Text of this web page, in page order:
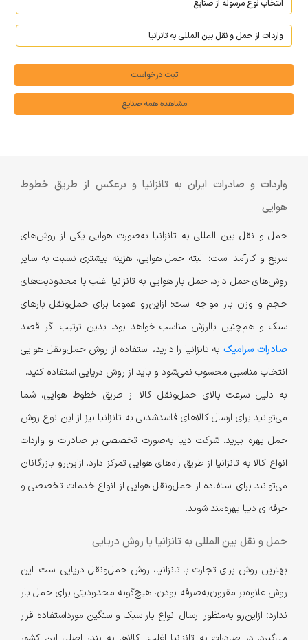
ثبت درخواست
مشاهده همه صنایع
واردات و صادرات ایران به تانزانیا و برعکس از طریق خطوط
هوایی
حمل و نقل بین المللی به تانزانیا به‌صورت هوایی یکی از روش‌های
سریع و کارآمد است؛ البته حمل هوایی، هزینه بیشتری نسبت به سایر
روش‌های حمل دارد. حمل بار هوایی به تانزانیا اغلب با محدودیت‌های
حجم و وزن بار مواجه است؛ از‌این‌رو عموما برای حمل‌ونقل بارهای
سبک و هم‌چنین با‌ارزش مناسب خواهد بود. بدین ترتیب اگر قصد
صادرات سرامیک به تانزانیا را دارید، استفاده از روش حمل‌ونقل هوایی
انتخاب مناسبی محسوب نمی‌شود و باید از روش دریایی استفاده کنید.
به دلیل سرعت بالای حمل‌ونقل کالا از طریق خطوط هوایی، شما
می‌توانید برای ارسال کالاهای فاسد‌شدنی به تانزانیا نیز از این نوع روش
حمل بهره ببرید. شرکت دیبا به‌صورت تخصصی بر صادرات و واردات
انواع کالا به تانزانیا از طریق راه‌های هوایی تمرکز دارد. از‌این‌رو بازرگانان
می‌توانند برای استفاده از حمل‌ونقل هوایی از انواع خدمات تخصصی و
حرفه‌ای دیبا بهره‌مند شوند.
حمل و نقل بین المللی به تانزانیا با روش دریایی
بهترین روش برای تجارت با تانزانیا، روش حمل‌ونقل دریایی است. این
روش علاوه‌بر مقرون‌به‌صرفه‌ بودن، هیچ‌گونه محدودیتی برای حمل بار
ندارد؛ از‌این‌رو به‌منظور ارسال انواع بار سبک و سنگین مورد‌استفاده قرار